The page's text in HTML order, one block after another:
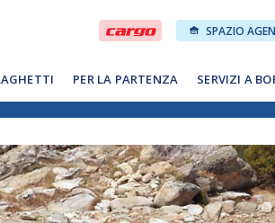
PER LA PARTENZA SERVIZI A
SPAZIO